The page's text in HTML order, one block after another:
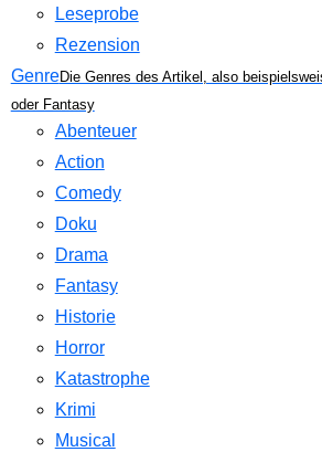
Leseprobe
Rezension
GenreDie Genres des Artikel, also
oder Fantasy
Abenteuer
Action
Comedy
Doku
Drama
Fantasy
Historie
Horror
Katastrophe
Krimi
Musical